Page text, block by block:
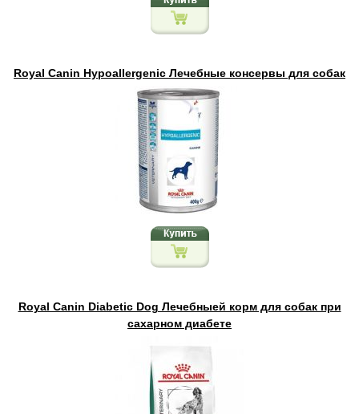
Royal Canin Hypoallergenic Лечебные консервы для собак
Royal Canin Diabetic Dog Лечебныей корм для собак при
сахарном диабете